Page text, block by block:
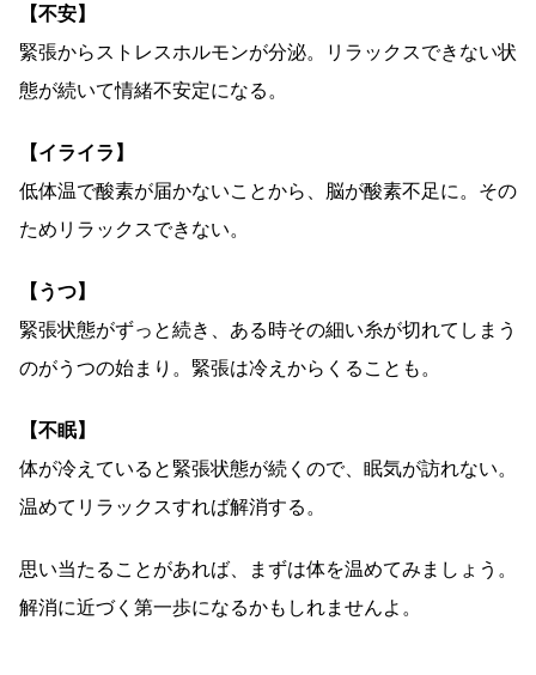
【不安】
緊張からストレスホルモンが分泌。リラックスできない状
態が続いて情緒不安定になる。
【イライラ】
低体温で酸素が届かないことから、脳が酸素不足に。その
ためリラックスできない。
【うつ】
緊張状態がずっと続き、ある時その細い糸が切れてしまう
のがうつの始まり。緊張は冷えからくることも。
【不眠】
体が冷えていると緊張状態が続くので、眠気が訪れない。
温めてリラックスすれば解消する。
思い当たることがあれば、まずは体を温めてみましょう。
解消に近づく第一歩になるかもしれませんよ。